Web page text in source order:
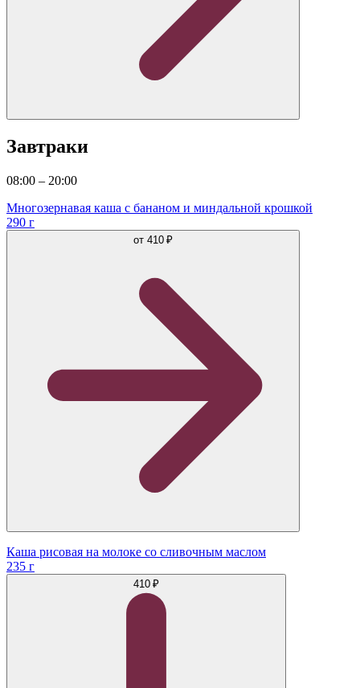
Завтраки
08:00 – 20:00
Многозернавая каша с бананом и миндальной крошкой
290 г
от 410 ₽
Каша рисовая на молоке со сливочным маслом
235 г
410 ₽